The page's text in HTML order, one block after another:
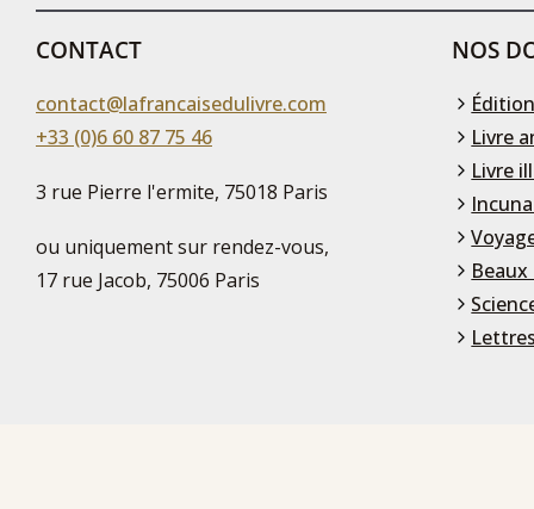
CONTACT
contact@lafrancaisedulivre.com
+33 (0)6 60 87 75 46
3 rue Pierre l'ermite, 75018 Paris
ou uniquement sur rendez-vous,
17 rue Jacob, 75006 Paris
NOS
Livre
Livre